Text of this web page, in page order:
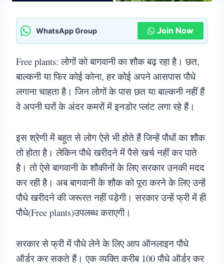
WhatsApp Group Join Now
Free plants: लोगों को बागवानी का शौक बढ़ रहा है। छत,
बाल्कनी या फिर कोई कोना, हर कोई अपने आसपास पौधे
लगाना चाहता है। जिन लोगों के पास छत या बाल्कनी नहीं हैं
वे अपनी घरों के अंदर कमरों में इनडोर प्लांट लगा रहे हैं।
इस श्रेणी में बहुत से लोग ऐसे भी होते हैं जिन्हें पौधों का शौक
तो होता है। लेकिन पौधे खरीदने में पैसे खर्च नहीं कर पाते
है। तो ऐसे बागवानी के शौकीनों के लिए सरकार उनकी मदद
कर रही है। अब बागवानी के शौक को पूरा करने के लिए उन्हें
पौधे खरीदने की जरूरत नहीं पड़ेगी। सरकार उन्हें फ्री में ही
पौधे(Free plants)उपलब्ध कराएगी।
सरकार से फ्री में पौधे लेने के लिए आप ऑनलाइन पौधे
ऑर्डर कर सकते हैं। एक व्यक्ति करीब 100 पौधे ऑर्डर कर